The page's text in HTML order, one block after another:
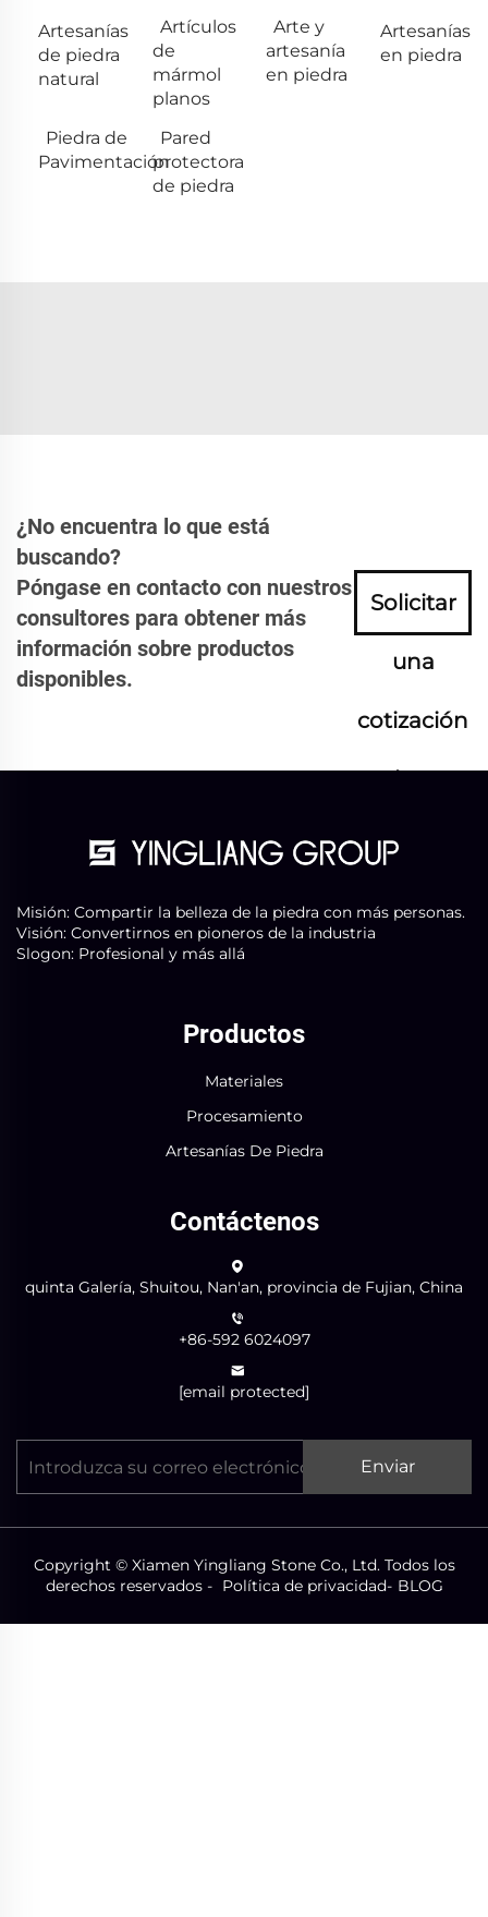
Artesanías
de piedra
natural
Artículos
de
mármol
planos
Arte y
artesanía
en piedra
Artesanías
en piedra
Piedra de
Pavimentación
Pared
protectora
de piedra
¿No encuentra lo que está
buscando?
Póngase en contacto con nuestros
consultores para obtener más
información sobre productos
disponibles.
Solicitar
una
cotización
ahora
Misión: Compartir la belleza de la piedra con más personas.
Visión: Convertirnos en pioneros de la industria
Slogon: Profesional y más allá
Productos
Materiales
Procesamiento
Artesanías De Piedra
Contáctenos
quinta Galería, Shuitou, Nan'an, provincia de Fujian, China
+86-592 6024097
[email protected]
Enviar
Copyright © Xiamen Yingliang Stone Co., Ltd. Todos los
derechos reservados - Política de privacidad- BLOG